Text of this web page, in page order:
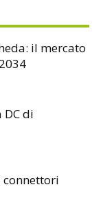
il mercato
di
connettori